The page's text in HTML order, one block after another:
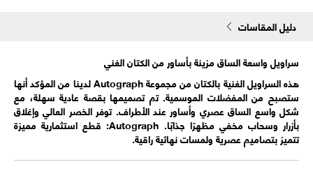
دليل المقاسات
سراويل واسعة الساق مزينة بأساور من الكتان الغني
هذه السراويل الغنية بالكتان من مجموعة Autograph لدينا من المؤكد أنها
ستصبح من المفضلات الموسمية. تم تصميمها بقصة عادية سهلة، مع
شكل واسع الساق عصري وأساور عند الأطراف. توفر الخصر العالي وإغلاق
بأزرار وسحاب مخفي مظهرًا جذابًا. Autograph: قطع استثمارية مميزة
تتميز بتصاميم عصرية ولمسات نهائية راقية.